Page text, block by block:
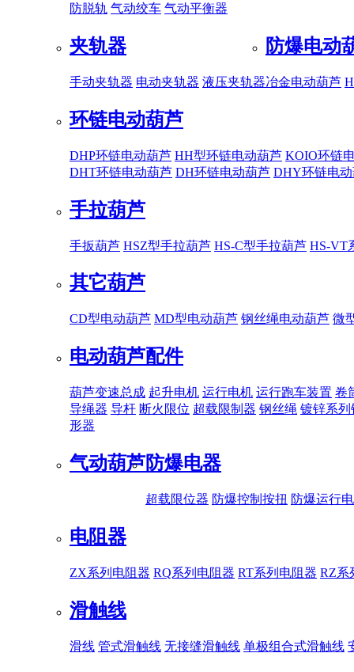
防脱轨 气动绞车 气动平衡器
夹轨器
手动夹轨器 电动夹轨器 液压夹轨器
防爆电动
冶金电动葫芦
环链电动葫芦
DHP环链电动葫芦 HH型环链电动葫芦 KOIO环链
DHT环链电动葫芦 DH环链电动葫芦 DHY环链电
手拉葫芦
手扳葫芦 HSZ型手拉葫芦 HS-C型手拉葫芦 HS-VT
其它葫芦
CD型电动葫芦 MD型电动葫芦 钢丝绳电动葫芦 微
电动葫芦配件
葫芦变速总成 起升电机 运行电机 运行跑车装置 卷
导绳器 导杆 断火限位 超载限制器 钢丝绳 镀锌系列
形器
气动葫芦防爆电器
超载限位器 防爆控制按扭 防爆运行
电阻器
ZX系列电阻器 RQ系列电阻器 RT系列电阻器 RZ系
滑触线
滑线 管式滑触线 无接缝滑触线 单极组合式滑触线